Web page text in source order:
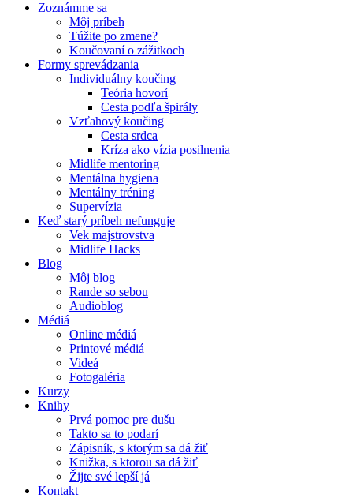
Zoznámme sa
Môj príbeh
Túžite po zmene?
Koučovaní o zážitkoch
Formy sprevádzania
Individuálny koučing
Teória hovorí
Cesta podľa špirály
Vzťahový koučing
Cesta srdca
Kríza ako vízia posilnenia
Midlife mentoring
Mentálna hygiena
Mentálny tréning
Supervízia
Keď starý príbeh nefunguje
Vek majstrovstva
Midlife Hacks
Blog
Môj blog
Rande so sebou
Audioblog
Médiá
Online médiá
Printové médiá
Videá
Fotogaléria
Kurzy
Knihy
Prvá pomoc pre dušu
Takto sa to podarí
Zápisník, s ktorým sa dá žiť
Knižka, s ktorou sa dá žiť
Žijte své lepší já
Kontakt